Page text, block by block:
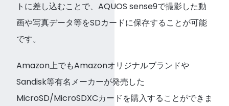
トに差し込むことで、AQUOS sense9で撮影した動
画や写真データ等をSDカードに保存することが可能
です。
Amazon上でもAmazonオリジナルブランドや
Sandisk等有名メーカーが発売した
MicroSD/MicroSDXCカードを購入することができま